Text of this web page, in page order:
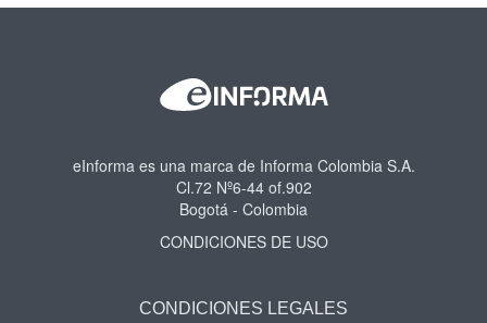
eInforma es una marca de Informa Colombia S.A.
Cl.72 Nº6-44 of.902
Bogotá - Colombia
CONDICIONES DE USO
CONDICIONES LEGALES